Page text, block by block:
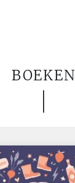
BOEKEN